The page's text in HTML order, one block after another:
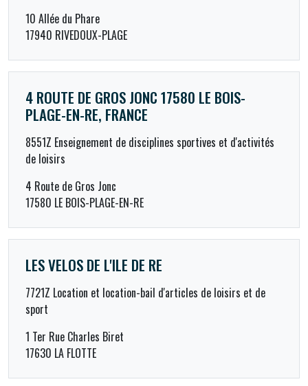
10 Allée du Phare
17940 RIVEDOUX-PLAGE
4 ROUTE DE GROS JONC 17580 LE BOIS-
PLAGE-EN-RE, FRANCE
8551Z Enseignement de disciplines sportives et d'activités
de loisirs
4 Route de Gros Jonc
17580 LE BOIS-PLAGE-EN-RE
LES VELOS DE L'ILE DE RE
7721Z Location et location-bail d'articles de loisirs et de
sport
1 Ter Rue Charles Biret
17630 LA FLOTTE